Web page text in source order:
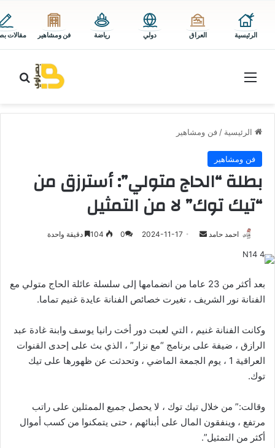
الرئيسية العراق دولي رياضة فن ومشاهير مقالات
القائمة
الرئيسية / فن ومشاهير
فن ومشاهير
بطلة “الحاج متولي”: أسترزق من
“تيك توك” لا من التمثيل
احمد حامد
أرسل 2024-11-17
0 دقيقة واحدة
بعد أكثر من 23 عاما من انضمامها إلى سلسلة عائلة الحاج متولي مع
الفنانة نور الشريف ، تغيرت خصائص الفنانة عايدة غنيم تماما.
وكانت الفنانة غنيم ، التي لعبت دور أخت رانيا يوسف وابنة غادة عبد
الرازق ، ضيفة على برنامج “مع نزار” ، الذي بث على إحدى القنوات
العراقية 1 ، يوم الجمعة الماضي ، وتحدثت عن ظهورها على تيك
توك.
وقالت:” من خلال تيك توك ، لا يحصل جميع الممثلين على راتب
مرتفع ، وينفقون المال على أبنائهم ، حتى يتمكنوا من كسب أموال
أكثر من التمثيل”.